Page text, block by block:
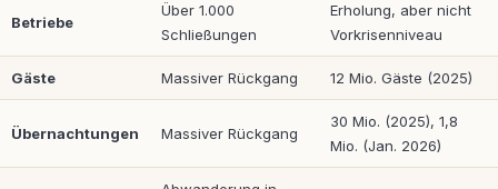
Betriebe
Über 1.000
Schließungen
Erholung, aber nicht
Vorkrisenniveau
Gäste Massiver Rückgang 12 Mio. Gäste (2025)
Übernachtungen Massiver Rückgang
30 Mio. (2025), 1,8
Mio. (Jan. 2026)